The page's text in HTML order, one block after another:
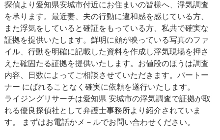
探偵より愛知県安城市付近にお住まいの皆様へ、浮気調査
を承ります。最近妻、夫の行動に違和感を感じている方、
また浮気をしていると確証をもっている方、私共で確実な
証拠を提供いたします。鮮明に顔が映っている写真のファ
イル、行動を明確に記載した資料を作成し浮気現場を押さ
えた確固たる証拠を提供いたします。お値段のほうは調査
内容、日数によってご相談させていただきます。パートー
ナー にばれることなく確実に依頼を遂行いたします。
ライジングリサーチは愛知県 安城市の浮気調査で証拠が取
れる優良探偵社として弁護士事務所より紹介されていま
す。 まずはお電話かメ－ルでお問い合わせください。